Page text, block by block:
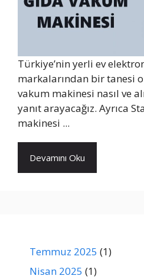
Türkiye’nin yerli ev
markalarından bir tanesi
vakum makinesi nasıl ve
yanıt arayacağız. Ayrıca
makinesi ...
Devamını Oku
Temmuz 2025 (1)
Nisan 2025 (1)